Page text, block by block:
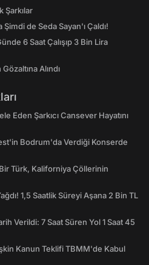
Şarkılar
de Seda Sayan'ı Çaldı!
6 Saat Çalışıp 3 Bin Lira
Alındı
Eden Şarkıcı Cansever Hayatını
Bodrum'da Verdiği Konserde
Türk, Kaliforniya Çöllerinin
1,5 Saatlik Süreyi Aşana 2 Bin TL
Verildi: 7 Saat Süren Yol 1 Saat 45
Kanun Teklifi TBMM'de Kabul